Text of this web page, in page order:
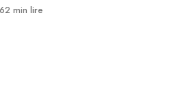
2 min lire